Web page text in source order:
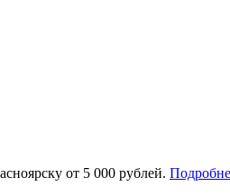
от 5 000 рублей.